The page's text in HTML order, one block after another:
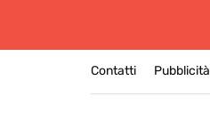
Contatti Pubblicità